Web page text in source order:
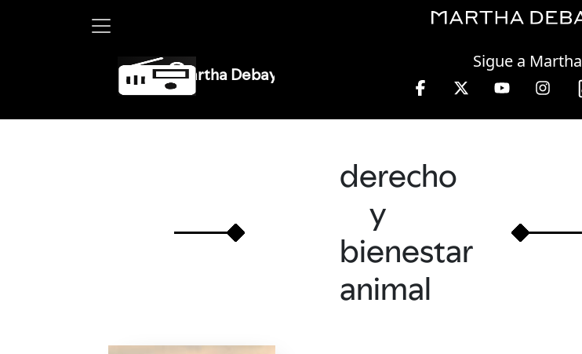
Sigue a Martha
Martha Debayle en W, lunes a viernes de 10 a 13 hrs.
derecho
y
bienestar
animal